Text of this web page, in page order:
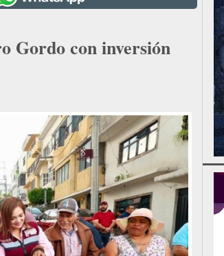
Gordo con inversión